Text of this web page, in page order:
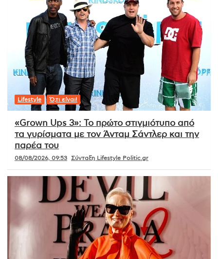
Lifestyle Ό,τι είναι!
«Grown Ups 3»: Το πρώτο στιγμιότυπο από
τα γυρίσματα με τον Άνταμ Σάντλερ και την
παρέα του
08/08/2026, 09:53 Σύνταξη Lifestyle Politic.gr